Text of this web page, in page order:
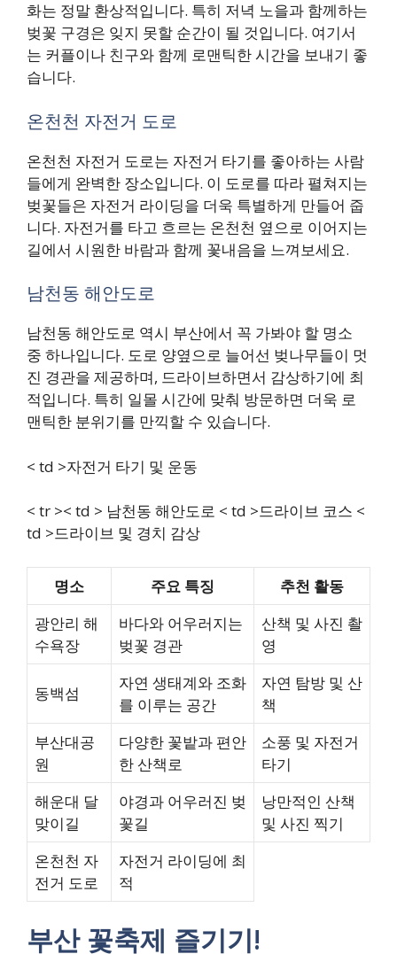
화는 정말 환상적입니다. 특히 저녁 노을과 함께하는
벚꽃 구경은 잊지 못할 순간이 될 것입니다. 여기서
는 커플이나 친구와 함께 로맨틱한 시간을 보내기 좋
습니다.
온천천 자전거 도로
온천천 자전거 도로는 자전거 타기를 좋아하는 사람
들에게 완벽한 장소입니다. 이 도로를 따라 펼쳐지는
벚꽃들은 자전거 라이딩을 더욱 특별하게 만들어 줍
니다. 자전거를 타고 흐르는 온천천 옆으로 이어지는
길에서 시원한 바람과 함께 꽃내음을 느껴보세요.
남천동 해안도로
남천동 해안도로 역시 부산에서 꼭 가봐야 할 명소
중 하나입니다. 도로 양옆으로 늘어선 벚나무들이 멋
진 경관을 제공하며, 드라이브하면서 감상하기에 최
적입니다. 특히 일몰 시간에 맞춰 방문하면 더욱 로
맨틱한 분위기를 만끽할 수 있습니다.
< td >자전거 타기 및 운동
< tr >< td > 남천동 해안도로 < td >드라이브 코스 <
td >드라이브 및 경치 감상
명소 주요 특징
추천 활동
광안리 해
수욕장
바다와 어우러지는
벚꽃 경관
산책 및 사진 촬
영
동백섬
자연 생태계와 조화
를 이루는 공간
자연 탐방 및 산
책
부산대공
원
다양한 꽃밭과 편안
한 산책로
소풍 및 자전거
타기
해운대 달
맞이길
야경과 어우러진 벚
꽃길
낭만적인 산책
및 사진 찍기
온천천 자
전거 도로
자전거 라이딩에 최
적
부산 꽃축제 즐기기!